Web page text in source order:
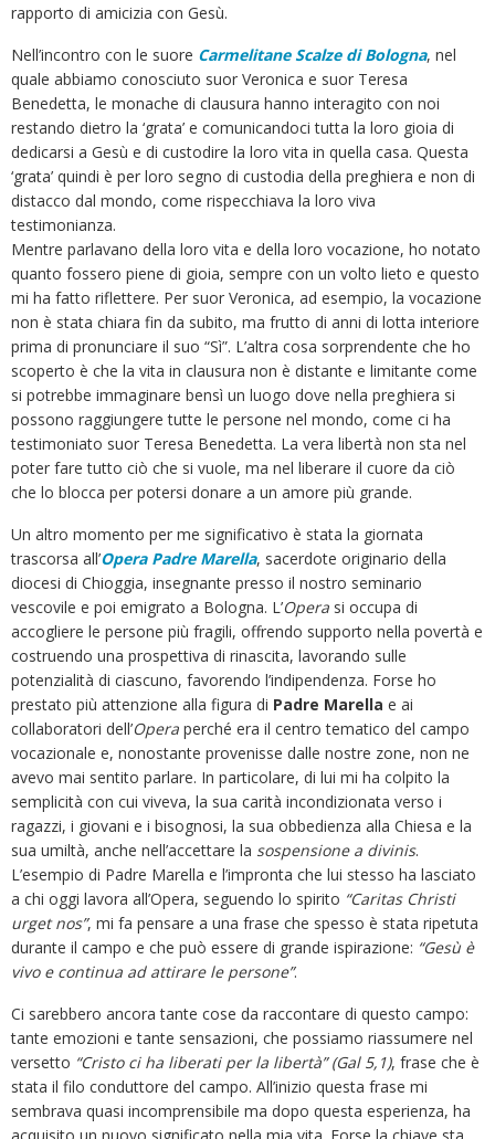
rapporto di amicizia con Gesù.
Nell’incontro con le suore Carmelitane Scalze di Bologna, nel
quale abbiamo conosciuto suor Veronica e suor Teresa
Benedetta, le monache di clausura hanno interagito con noi
restando dietro la ‘grata’ e comunicandoci tutta la loro gioia di
dedicarsi a Gesù e di custodire la loro vita in quella casa. Questa
‘grata’ quindi è per loro segno di custodia della preghiera e non di
distacco dal mondo, come rispecchiava la loro viva
testimonianza.
Mentre parlavano della loro vita e della loro vocazione, ho notato
quanto fossero piene di gioia, sempre con un volto lieto e questo
mi ha fatto riflettere. Per suor Veronica, ad esempio, la vocazione
non è stata chiara fin da subito, ma frutto di anni di lotta interiore
prima di pronunciare il suo “Sì”. L’altra cosa sorprendente che ho
scoperto è che la vita in clausura non è distante e limitante come
si potrebbe immaginare bensì un luogo dove nella preghiera si
possono raggiungere tutte le persone nel mondo, come ci ha
testimoniato suor Teresa Benedetta. La vera libertà non sta nel
poter fare tutto ciò che si vuole, ma nel liberare il cuore da ciò
che lo blocca per potersi donare a un amore più grande.
Un altro momento per me significativo è stata la giornata
trascorsa all’Opera Padre Marella, sacerdote originario della
diocesi di Chioggia, insegnante presso il nostro seminario
vescovile e poi emigrato a Bologna. L’Opera si occupa di
accogliere le persone più fragili, offrendo supporto nella povertà e
costruendo una prospettiva di rinascita, lavorando sulle
potenzialità di ciascuno, favorendo l’indipendenza. Forse ho
prestato più attenzione alla figura di Padre Marella e ai
collaboratori dell’Opera perché era il centro tematico del campo
vocazionale e, nonostante provenisse dalle nostre zone, non ne
avevo mai sentito parlare. In particolare, di lui mi ha colpito la
semplicità con cui viveva, la sua carità incondizionata verso i
ragazzi, i giovani e i bisognosi, la sua obbedienza alla Chiesa e la
sua umiltà, anche nell’accettare la sospensione a divinis.
L’esempio di Padre Marella e l’impronta che lui stesso ha lasciato
a chi oggi lavora all’Opera, seguendo lo spirito “Caritas Christi
urget nos”, mi fa pensare a una frase che spesso è stata ripetuta
durante il campo e che può essere di grande ispirazione: “Gesù è
vivo e continua ad attirare le persone”.
Ci sarebbero ancora tante cose da raccontare di questo campo:
tante emozioni e tante sensazioni, che possiamo riassumere nel
versetto “Cristo ci ha liberati per la libertà” (Gal 5,1), frase che è
stata il filo conduttore del campo. All’inizio questa frase mi
sembrava quasi incomprensibile ma dopo questa esperienza, ha
acquisito un nuovo significato nella mia vita. Forse la chiave sta